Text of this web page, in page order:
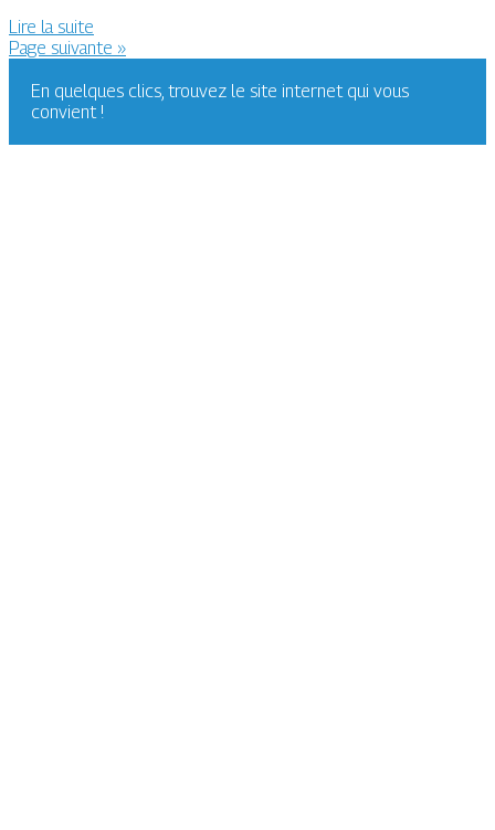
Lire la suite
Page suivante »
En quelques clics, trouvez le site internet qui vous
convient !